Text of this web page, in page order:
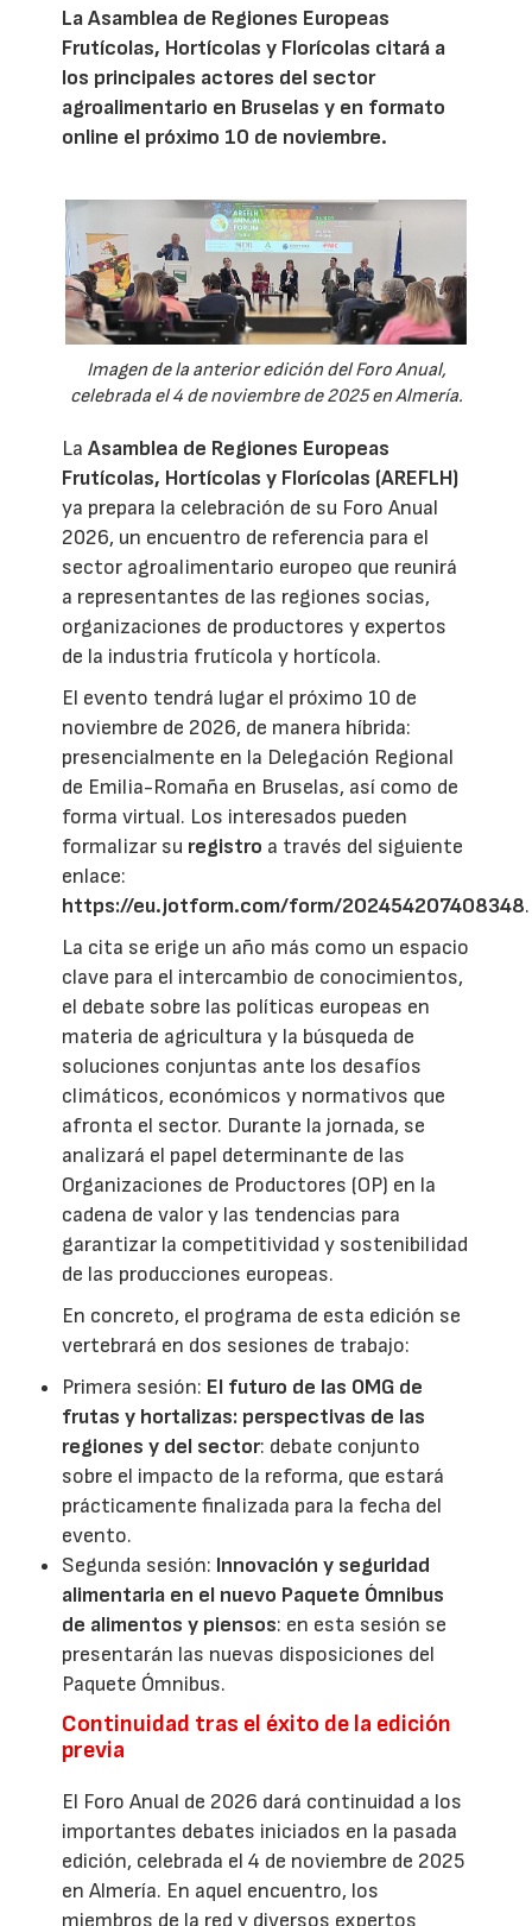
La Asamblea de Regiones Europeas
Frutícolas, Hortícolas y Florícolas citará a
los principales actores del sector
agroalimentario en Bruselas y en formato
online el próximo 10 de noviembre.
Imagen de la anterior edición del Foro Anual,
celebrada el 4 de noviembre de 2025 en Almería.
LaAsamblea de Regiones Europeas
Frutícolas, Hortícolas y Florícolas (AREFLH)
ya prepara la celebración de su Foro Anual
2026, un encuentro de referencia para el
sector agroalimentario europeo que reunirá
a representantes de las regiones socias,
organizaciones de productores y expertos
de la industria frutícola y hortícola.
El evento tendrá lugar el próximo 10 de
noviembre de 2026, de manera híbrida:
presencialmente en la Delegación Regional
de Emilia-Romaña en Bruselas, así como de
forma virtual. Los interesados pueden
formalizar su registro a través del siguiente
enlace:
https://eu.jotform.com/form/202454207408348.
La cita se erige un año más como un espacio
clave para el intercambio de conocimientos,
el debate sobre las políticas europeas en
materia de agricultura y la búsqueda de
soluciones conjuntas ante los desafíos
climáticos, económicos y normativos que
afronta el sector. Durante la jornada, se
analizará el papel determinante de las
Organizaciones de Productores (OP) en la
cadena de valor y las tendencias para
garantizar la competitividad y sostenibilidad
de las producciones europeas.
En concreto, el programa de esta edición se
vertebrará en dos sesiones de trabajo:
Primera sesión: El futuro de las OMG de
frutas y hortalizas: perspectivas de las
regiones y del sector: debate conjunto
sobre el impacto de la reforma, que estará
prácticamente finalizada para la fecha del
evento.
Segunda sesión: Innovación y seguridad
alimentaria en el nuevo Paquete Ómnibus
de alimentos y piensos: en esta sesión se
presentarán las nuevas disposiciones del
Paquete Ómnibus.
Continuidad tras el éxito de la edición
previa
El Foro Anual de 2026 dará continuidad a los
importantes debates iniciados en la pasada
edición, celebrada el 4 de noviembre de 2025
en Almería. En aquel encuentro, los